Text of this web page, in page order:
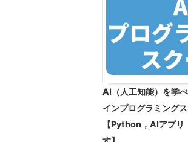
AI（人工知能）を学
インプログラミング
【Python，AIアプリ